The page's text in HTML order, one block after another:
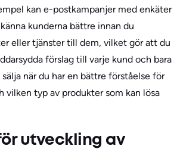
kan e-postkampanjer med enkäter
kunderna bättre innan du
eller tjänster till dem, vilket gör att du
förslag till varje kund och bara
när du har en bättre förståelse för
vilken typ av produkter som kan lösa
utveckling av